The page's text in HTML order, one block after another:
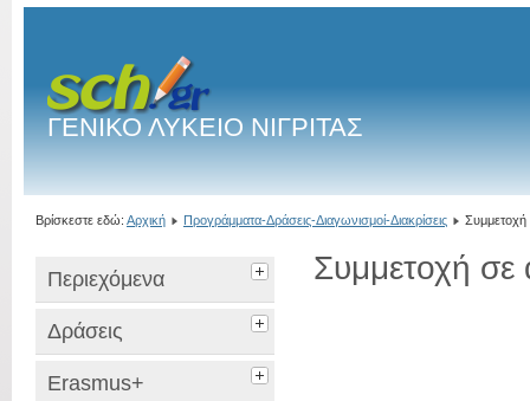
ΓΕΝΙΚΟ ΛΥΚΕΙΟ ΝΙΓΡΙΤΑΣ
Βρίσκεστε εδώ: Αρχική Προγράμματα-Δράσεις-Διαγωνισμοί-Διακρίσεις
Περιεχόμενα
Δράσεις
Erasmus+
Συμμετοχή σε